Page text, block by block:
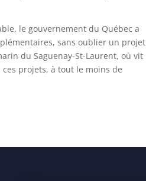
le gouvernement du Québec a
sans oublier un projet
du Saguenay-St-Laurent, où vit
projets, à tout le moins de